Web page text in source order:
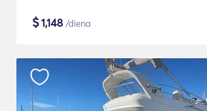
$1,148 /diena